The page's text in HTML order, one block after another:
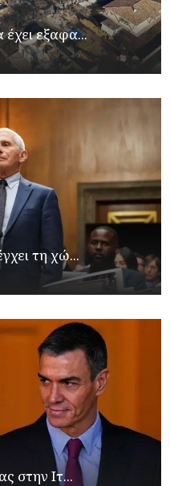
έχει εξαφα...
τη χώ...
στην Ιτ...